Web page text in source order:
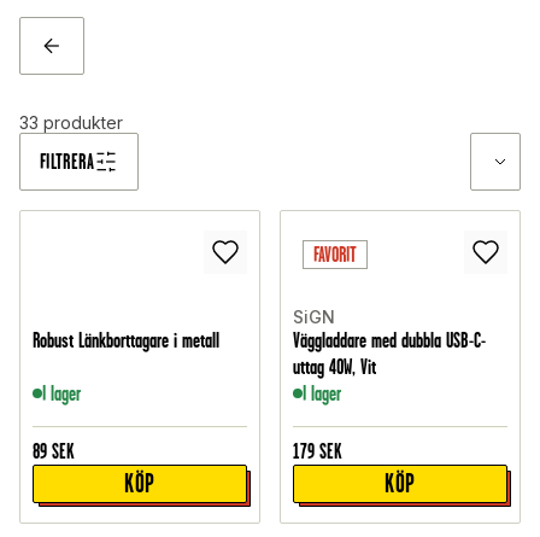
TILLBAKA
FILTRERA
33 produkter
Robust Länkborttagare i metall
I lager
89 SEK
KÖP
FAVORIT
SiGN
Väggladdare med dubbla USB-C-
uttag 40W, Vit
I lager
179 SEK
KÖP